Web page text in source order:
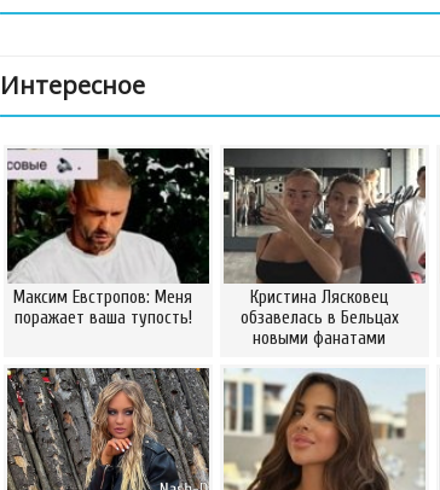
Интересное
Максим Евстропов: Меня
поражает ваша тупость!
Кристина Лясковец
обзавелась в Бельцах
новыми фанатами